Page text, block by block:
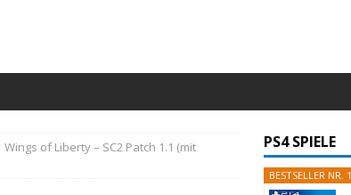
Wings of Liberty – SC2 Patch 1.1 (mit
PS4 SPIELE
BESTSELLER NR. 1